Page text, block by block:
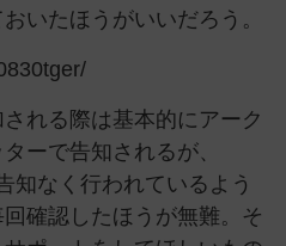
いたほうがいいだろう。
れる際は基本的にアーク
ーで告知されるが、
知なく行われているよう
確認したほうが無難。そ